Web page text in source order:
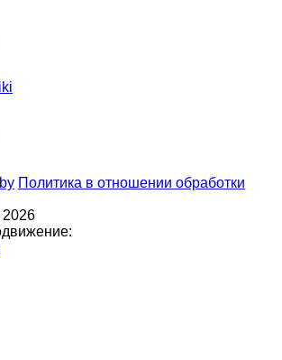
Политика в отношении обработки